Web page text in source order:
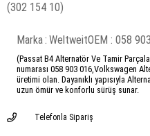
(302 154 10)
Marka: Weltweit
(Passat B4 Alternatör Ve Tamir
numarası 058 903 016,Volkswagen
üretimi olan. Dayanıklı yapısıyla
uzun ömür ve konforlu sürüş sunar.
058
Telefonla Sipariş